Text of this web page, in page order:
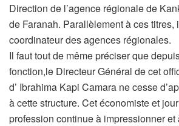
Direction de l’agence régionale de
de Faranah. Parallèlement à ces titres,
coordinateur des agences régionales.
Il faut tout de même préciser que
fonction,le Directeur Général de cet
d’ Ibrahima Kapi Camara ne cesse
à cette structure. Cet économiste et
profession continue à impressionner et